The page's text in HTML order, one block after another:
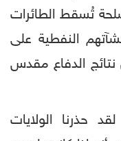
تُسقط الطائرات
النفطية على
الدفاع مقدس
حذرنا الولايات